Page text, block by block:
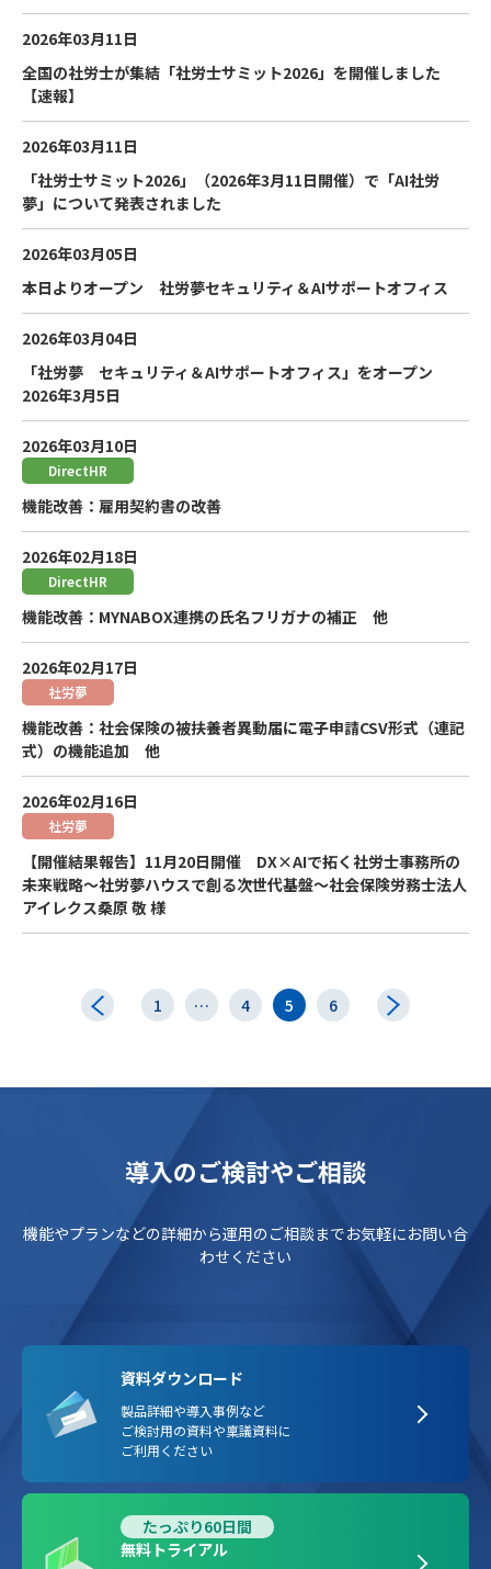
2026年03月11日
全国の社労士が集結「社労士サミット2026」を開催しました
【速報】
2026年03月11日
「社労士サミット2026」（2026年3月11日開催）で「AI社労
夢」について発表されました
2026年03月05日
本日よりオープン 社労夢セキュリティ＆AIサポートオフィス
2026年03月04日
「社労夢 セキュリティ＆AIサポートオフィス」をオープン
2026年3月5日
2026年03月10日
DirectHR
機能改善：雇用契約書の改善
2026年02月18日
DirectHR
機能改善：MYNABOX連携の氏名フリガナの補正 他
2026年02月17日
社労夢
機能改善：社会保険の被扶養者異動届に電子申請CSV形式（連記
式）の機能追加 他
2026年02月16日
社労夢
【開催結果報告】11月20日開催 DX×AIで拓く社労士事務所の
未来戦略～社労夢ハウスで創る次世代基盤～社会保険労務士法人
アイレクス桑原 敬 様
1 … 4 5 6
導入のご検討やご相談
機能やプランなどの詳細から運用のご相談までお気軽にお問い合
わせください
資料ダウンロード
製品詳細や導入事例など
ご検討用の資料や稟議資料に
ご利用ください
たっぷり60日間
無料トライアル